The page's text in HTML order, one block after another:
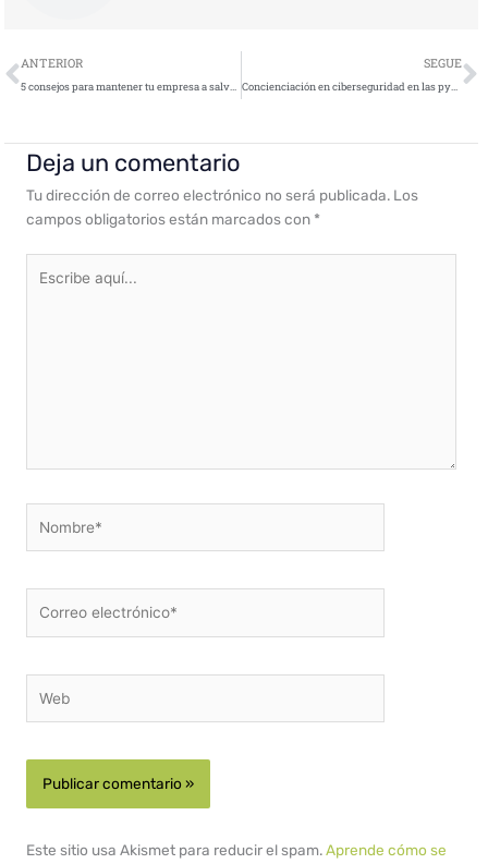
Ant
ANTERIOR
5 consejos para mantener tu empresa a salvo de ciberataques durante las vacaciones
SEGUE
Concienciación en ciberseguridad en las pymes
Deja un comentario
Tu dirección de correo electrónico no será publicada. Los
campos obligatorios están marcados con *
aquí...
electrónico*
Este sitio usa Akismet para reducir el spam.Aprende cómo se